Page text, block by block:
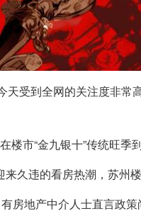
天受到全网的关注度非
市“金九银十”传统旺季
久违的看房热潮，苏州楼
房地产中介人士直言政策